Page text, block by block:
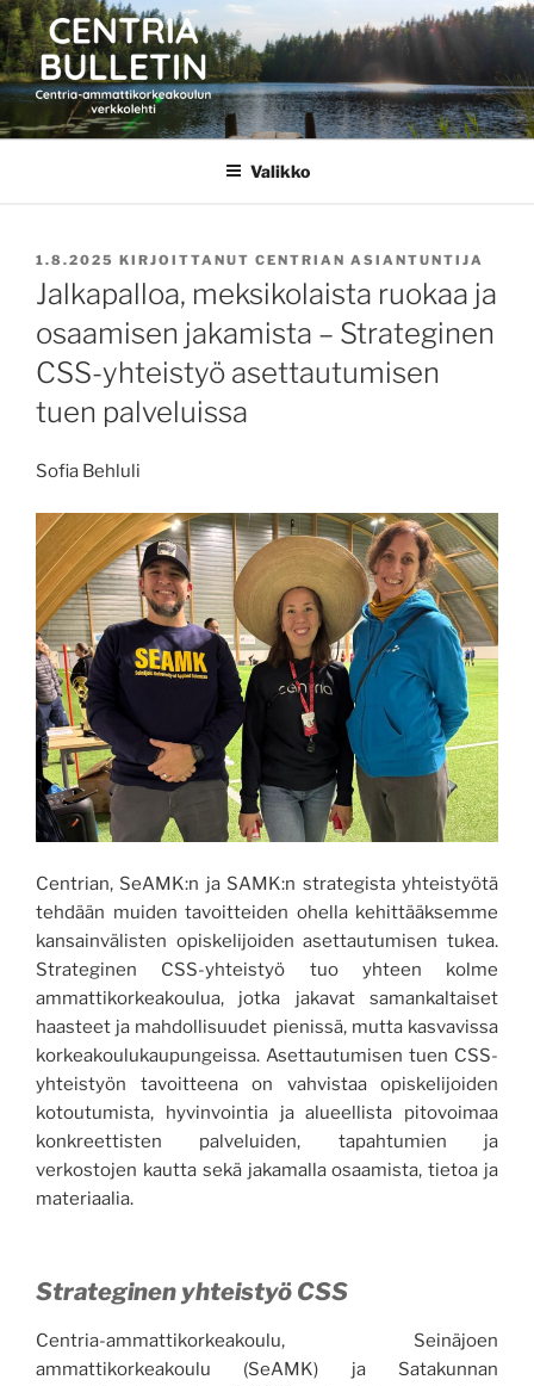
Siirry
sisältöön
CENTRIA BULLETIN
Valikko
JULKAISTU
1.8.2025 KIRJOITTANUT CENTRIAN ASIANTUNTIJA
Jalkapalloa, meksikolaista ruokaa ja
osaamisen jakamista – Strateginen
CSS-yhteistyö asettautumisen
tuen palveluissa
Sofia Behluli
Centrian, SeAMK:n ja SAMK:n strategista yhteistyötä
tehdään muiden tavoitteiden ohella kehittääksemme
kansainvälisten opiskelijoiden asettautumisen tukea.
Strateginen CSS-yhteistyö tuo yhteen kolme
ammattikorkeakoulua, jotka jakavat samankaltaiset
haasteet ja mahdollisuudet pienissä, mutta kasvavissa
korkeakoulukaupungeissa. Asettautumisen tuen CSS-
yhteistyön tavoitteena on vahvistaa opiskelijoiden
kotoutumista, hyvinvointia ja alueellista pitovoimaa
konkreettisten palveluiden, tapahtumien ja
verkostojen kautta sekä jakamalla osaamista, tietoa ja
materiaalia.
Strateginen yhteistyö CSS
Centria-ammattikorkeakoulu, Seinäjoen
ammattikorkeakoulu (SeAMK) ja Satakunnan